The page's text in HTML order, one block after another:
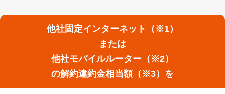
他社固定インターネット（※1）
または
他社モバイルルーター（※2）
の解約違約金相当額（※3）を